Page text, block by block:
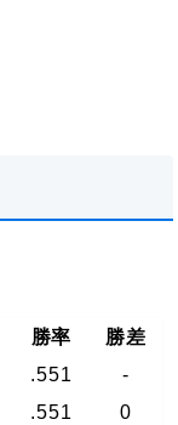
勝率
勝差
.551
-
.551
0